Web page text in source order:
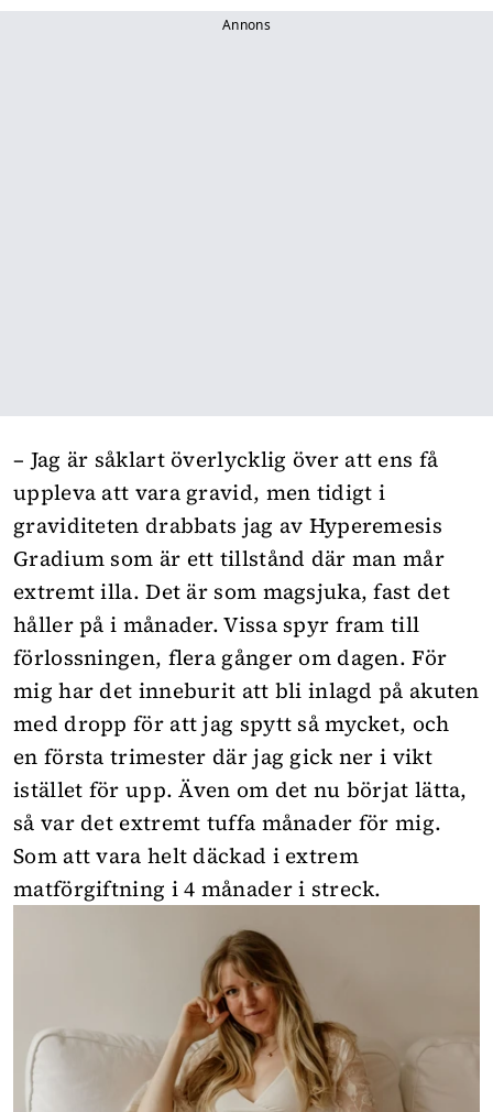
Annons
– Jag är såklart överlycklig över att ens få
uppleva att vara gravid, men tidigt i
graviditeten drabbats jag av Hyperemesis
Gradium som är ett tillstånd där man mår
extremt illa. Det är som magsjuka, fast det
håller på i månader. Vissa spyr fram till
förlossningen, flera gånger om dagen. För
mig har det inneburit att bli inlagd på akuten
med dropp för att jag spytt så mycket, och
en första trimester där jag gick ner i vikt
istället för upp. Även om det nu börjat lätta,
så var det extremt tuffa månader för mig.
Som att vara helt däckad i extrem
matförgiftning i 4 månader i streck.